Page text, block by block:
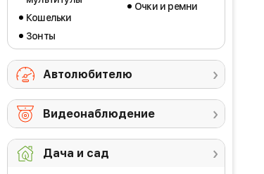
Кошельки
Зонты
Очки и ремни
Автолюбителю
Видеонаблюдение
Дача и сад